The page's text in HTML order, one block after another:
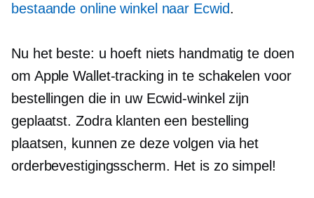
bestaande online winkel naar Ecwid.
Nu het beste: u hoeft niets handmatig te doen
om Apple Wallet-tracking in te schakelen voor
bestellingen die in uw Ecwid-winkel zijn
geplaatst. Zodra klanten een bestelling
plaatsen, kunnen ze deze volgen via het
orderbevestigingsscherm. Het is zo simpel!